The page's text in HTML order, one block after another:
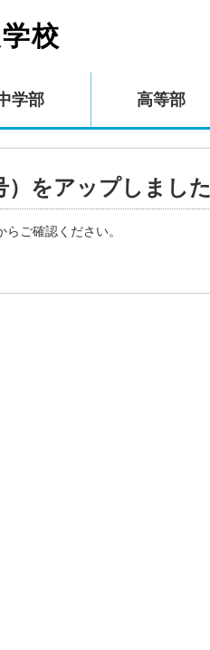
校
学部 高等部
）をアップしました
らご確認ください。